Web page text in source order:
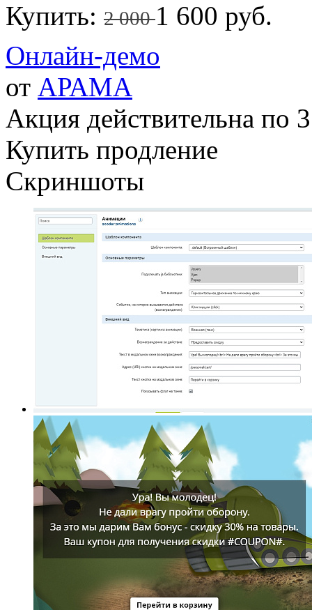
Купить: 2 0001 600 руб.
Онлайн-демо
от АРАМА
Акция действительна по
Купить продление
Скриншоты